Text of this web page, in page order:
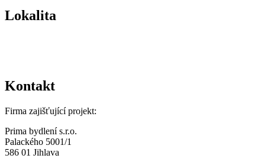
Lokalita
Kontakt
Firma zajišťující projekt:
Prima bydlení s.r.o.
Palackého 5001/1
586 01 Jihlava